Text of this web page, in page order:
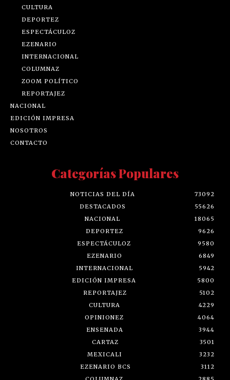
CULTURA
DEPORTEZ
ESPECTÁCULOZ
EZENARIO
INTERNACIONAL
COLUMNAZ
ZOOM POLÍTICO
REPORTAJEZ
NACIONAL
EDICIÓN IMPRESA
NOSOTROS
CONTACTO
Categorías Populares
NOTICIAS DEL DÍA
73092
DESTACADOS
55626
NACIONAL
18065
DEPORTEZ
9626
ESPECTÁCULOZ
9580
EZENARIO
6849
INTERNACIONAL
5942
EDICIÓN IMPRESA
5800
REPORTAJEZ
5102
CULTURA
4229
OPINIONEZ
4064
ENSENADA
3944
CARTAZ
3501
MEXICALI
3232
EZENARIO BCS
3112